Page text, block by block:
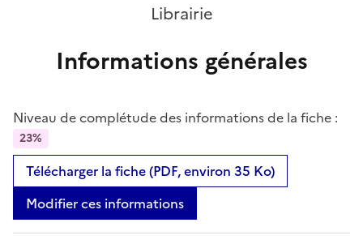
Librairie
Informations générales
Niveau de complétude des informations de la fiche :
23%
Télécharger la fiche (PDF, environ 35 Ko)
Modifier ces informations